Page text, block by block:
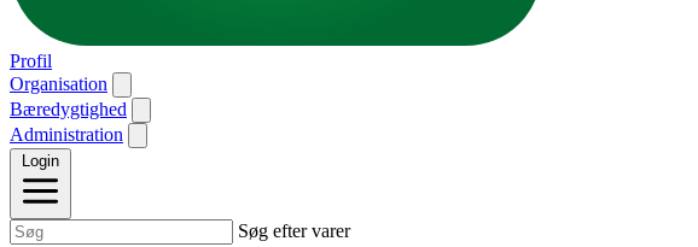
Profil
Organisation
Bæredygtighed
Administration
Login
Søg efter varer